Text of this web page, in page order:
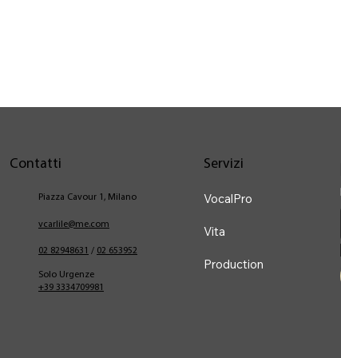
Contatti
Piazza Cavour 1, Milano
vcarlile@me.com
02 82948631 / 02 653952
Solo Urgenze
+39 3334709981
Servizi
VocalPro
Vita
Production